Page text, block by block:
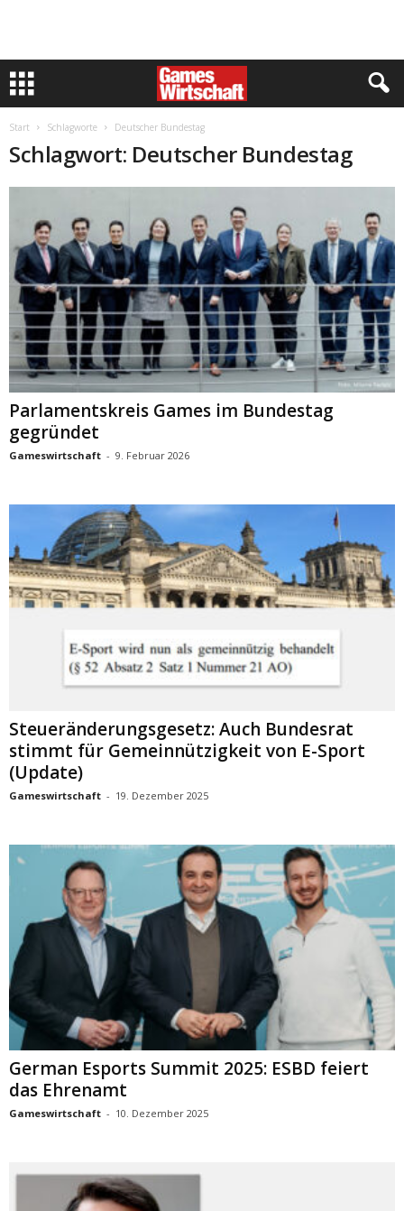
Start Schlagworte Deutscher Bundestag
Schlagwort: Deutscher Bundestag
Parlamentskreis Games im Bundestag
gegründet
Gameswirtschaft - 9. Februar 2026
Steueränderungsgesetz: Auch Bundesrat
stimmt für Gemeinnützigkeit von E-Sport
(Update)
Gameswirtschaft - 19. Dezember 2025
German Esports Summit 2025: ESBD feiert
das Ehrenamt
Gameswirtschaft - 10. Dezember 2025